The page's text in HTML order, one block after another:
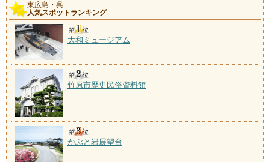
東広島・呉
人気スポットランキング
大和ミュージアム
竹原市歴史民俗資料館
かぶと岩展望台